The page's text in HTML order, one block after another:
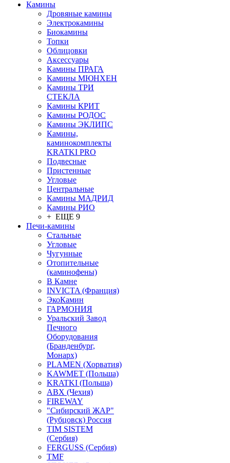
Камины
Дровяные камины
Электрокамины
Биокамины
Топки
Облицовки
Аксессуары
Камины ПРАГА
Камины МЮНХЕН
Камины ТРИ
СТЕКЛА
Камины КРИТ
Камины РОДОС
Камины ЭКЛИПС
Камины,
каминокомплекты
KRATKI PRO
Подвесные
Пристенные
Угловые
Центральные
Камины МАДРИД
Камины РИО
+ ЕЩЕ 9
Печи-камины
Стальные
Угловые
Чугунные
Отопительные
(каминофены)
В Камне
INVICTA (Франция)
ЭкоКамин
ГАРМОНИЯ
Уральский Завод
Печного
Оборудования
(Бранденбург,
Монарх)
PLAMEN (Хорватия)
KAWMET (Польша)
KRATKI (Польша)
ABX (Чехия)
FIREWAY
"Сибирский ЖАР"
(Рубцовск) Россия
TIM SISTEM
(Сербия)
FERGUSS (Сербия)
TMF